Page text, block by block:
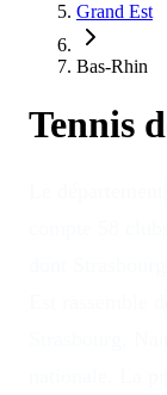
Grand Est
Bas-Rhin
Tennis